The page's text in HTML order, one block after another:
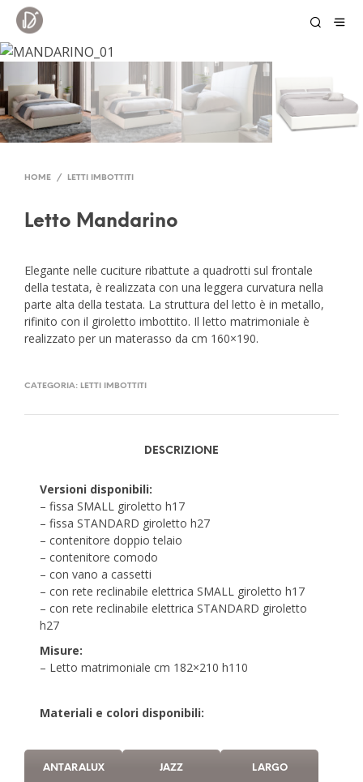
HOME / LETTI IMBOTTITI
Letto Mandarino
Elegante nelle cuciture ribattute a quadrotti sul frontale
della testata, è realizzata con una leggera curvatura nella
parte alta della testata. La struttura del letto è in metallo,
rifinito con il giroletto imbottito. Il letto matrimoniale è
realizzato per un materasso da cm 160×190.
CATEGORIA: LETTI IMBOTTITI
DESCRIZIONE
Versioni disponibili:
– fissa SMALL giroletto h17
– fissa STANDARD giroletto h27
– contenitore doppio telaio
– contenitore comodo
– con vano a cassetti
– con rete reclinabile elettrica SMALL giroletto h17
– con rete reclinabile elettrica STANDARD giroletto
h27
Misure:
– Letto matrimoniale cm 182×210 h110
Materiali e colori disponibili:
ANTARALUX JAZZ LARGO